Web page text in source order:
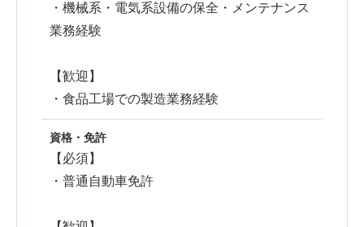
・機械系・電気系設備の保全・メンテナンス
業務経験
【歓迎】
・食品工場での製造業務経験
資格・免許
【必須】
・普通自動車免許